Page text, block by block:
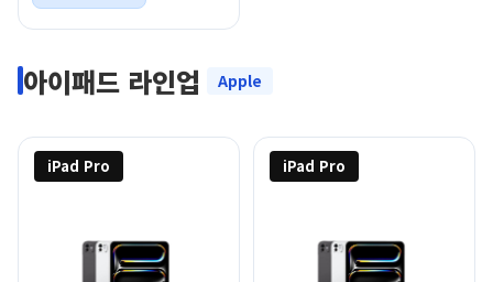
아이패드 라인업 Apple
iPad Pro iPad Pro